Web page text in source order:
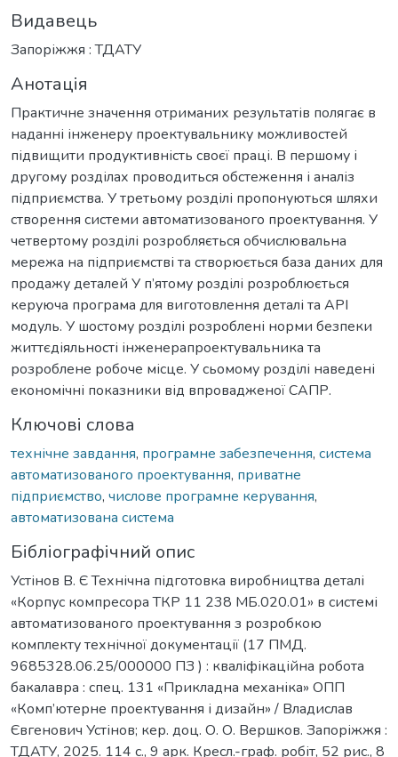
Видавець
Запоріжжя : ТДАТУ
Анотація
Практичне значення отриманих результатів полягає в
наданні інженеру проектувальнику можливостей
підвищити продуктивність своєї праці. В першому і
другому розділах проводиться обстеження і аналіз
підприємства. У третьому розділі пропонуються шляхи
створення системи автоматизованого проектування. У
четвертому розділі розробляється обчислювальна
мережа на підприємстві та створюється база даних для
продажу деталей У п’ятому розділі розроблюється
керуюча програма для виготовлення деталі та API
модуль. У шостому розділі розроблені норми безпеки
життєдіяльності інженерапроектувальника та
розроблене робоче місце. У сьомому розділі наведені
економічні показники від впровадженої САПР.
Ключові слова
технічне завдання, програмне забезпечення, система
автоматизованого проектування, приватне
підприємство, числове програмне керування,
автоматизована система
Бібліографічний опис
Устінов В. Є Технічна підготовка виробництва деталі
«Корпус компресора ТКР 11 238 МБ.020.01» в системі
автоматизованого проектування з розробкою
комплекту технічної документації (17 ПМД.
9685328.06.25/000000 ПЗ ) : кваліфікаційна робота
бакалавра : спец. 131 «Прикладна механіка» ОПП
«Комп’ютерне проектування і дизайн» / Владислав
Євгенович Устінов; кер. доц. О. О. Вершков. Запоріжжя :
ТДАТУ, 2025. 114 с., 9 арк. Кресл.-граф. робіт, 52 рис., 8